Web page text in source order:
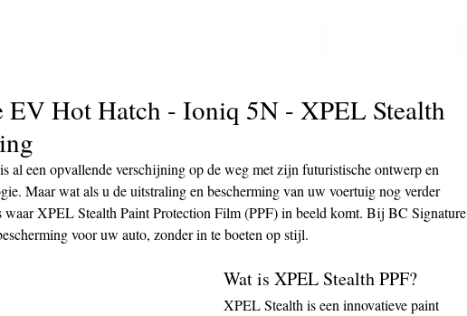
EV Hot Hatch - Ioniq 5N - XPEL Stealth
al een opvallende verschijning op de weg met zijn futuristische ontwerp en
Maar wat als u de uitstraling en bescherming van uw voertuig nog verder
waar XPEL Stealth Paint Protection Film (PPF) in beeld komt. Bij BC Signature
voor uw auto, zonder in te boeten op stijl.
Wat is XPEL Stealth PPF?
XPEL Stealth is een innovatieve paint